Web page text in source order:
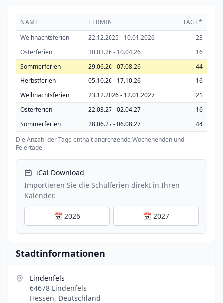
NAME TERMIN
TAGE*
Weihnachtsferien
22.12.2025 - 10.01.2026
23
Osterferien
30.03.26 - 10.04.26
16
Sommerferien
29.06.26 - 07.08.26
44
Herbstferien
05.10.26 - 17.10.26
16
Weihnachtsferien
23.12.2026 - 12.01.2027
21
Osterferien
22.03.27 - 02.04.27
16
Sommerferien
28.06.27 - 06.08.27
44
Die Anzahl der Tage enthält angrenzende Wochenenden und
Feiertage.
iCal Download
Importieren Sie die Schulferien direkt in Ihren
Kalender.
📅 2026 📅 2027
Stadtinformationen
Lindenfels
64678 Lindenfels
Hessen, Deutschland